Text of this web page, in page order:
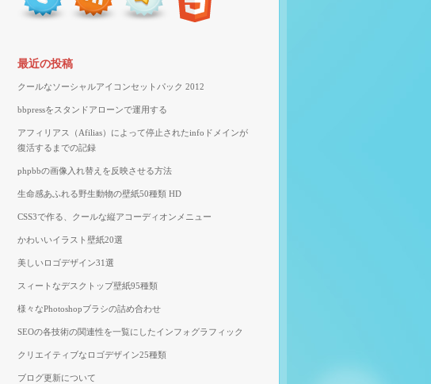
最近の投稿
クールなソーシャルアイコンセットパック 2012
bbpressをスタンドアローンで運用する
アフィリアス（Afilias）によって停止されたinfoドメインが
復活するまでの記録
phpbbの画像入れ替えを反映させる方法
生命感あふれる野生動物の壁紙50種類 HD
CSS3で作る、クールな縦アコーディオンメニュー
かわいいイラスト壁紙20選
美しいロゴデザイン31選
スィートなデスクトップ壁紙95種類
様々なPhotoshopブラシの詰め合わせ
SEOの各技術の関連性を一覧にしたインフォグラフィック
クリエイティブなロゴデザイン25種類
ブログ更新について